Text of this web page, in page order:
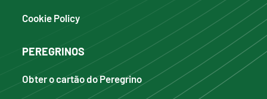
Cookie Policy
PEREGRINOS
Obter o cartão do Peregrino